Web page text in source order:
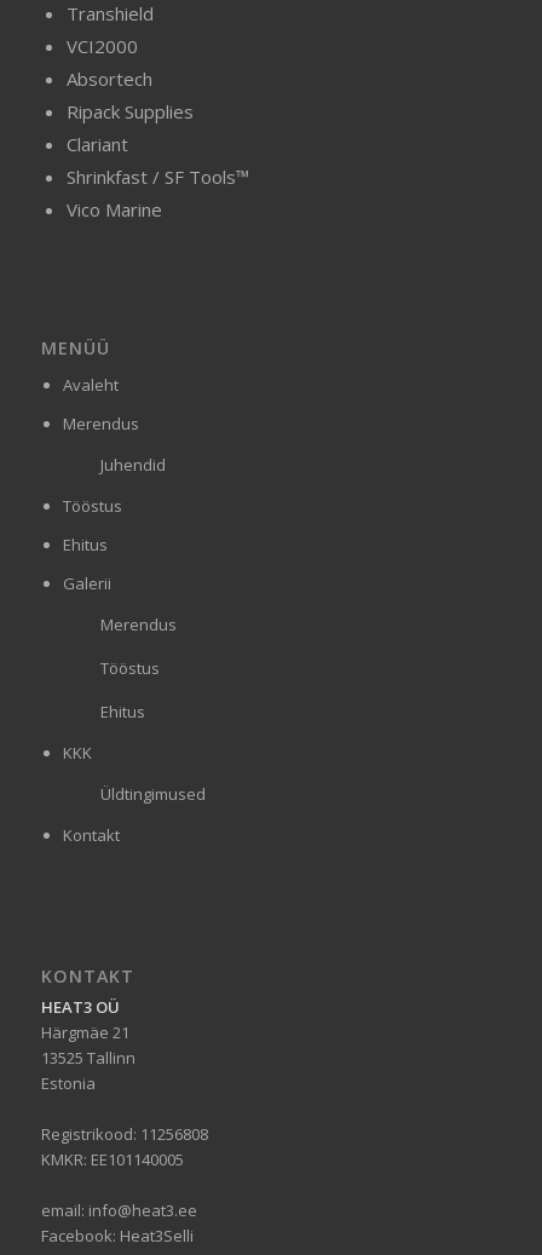
Transhield
VCI2000
Absortech
Ripack Supplies
Clariant
Shrinkfast / SF Tools™
Vico Marine
MENÜÜ
Avaleht
Merendus
Juhendid
Tööstus
Ehitus
Galerii
Merendus
Tööstus
Ehitus
KKK
Üldtingimused
Kontakt
KONTAKT
HEAT3 OÜ
Härgmäe 21
13525 Tallinn
Estonia
Registrikood: 11256808
KMKR: EE101140005
email: info@heat3.ee
Facebook: Heat3Selli